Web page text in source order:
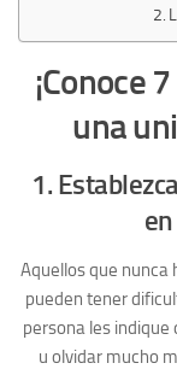
¡Conoce
una
1.
Aquellos que nunca
pueden tener
persona les indique
u olvidar mucho